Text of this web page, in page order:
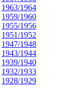
1963/1964
1959/1960
1955/1956
1951/1952
1947/1948
1943/1944
1939/1940
1932/1933
1928/1929